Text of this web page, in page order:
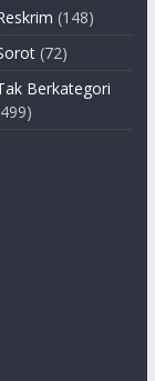
(148)
(72)
Berkategori